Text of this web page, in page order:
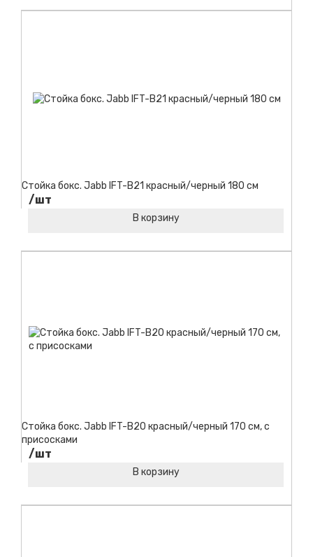
Стойка бокс. Jabb IFT-B21 красный/черный 180 см
/шт
В корзину
Стойка бокс. Jabb IFT-B20 красный/черный 170 см, с
присосками
/шт
В корзину